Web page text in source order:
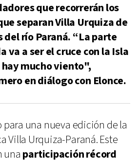
que recorrerán los
separan Villa Urquiza de
del río Paraná. “La parte
va a ser el cruce con la Isla
mucho viento",
en diálogo con Elonce.
para una nueva edición de la
Villa Urquiza-Paraná. Este
una participación récord